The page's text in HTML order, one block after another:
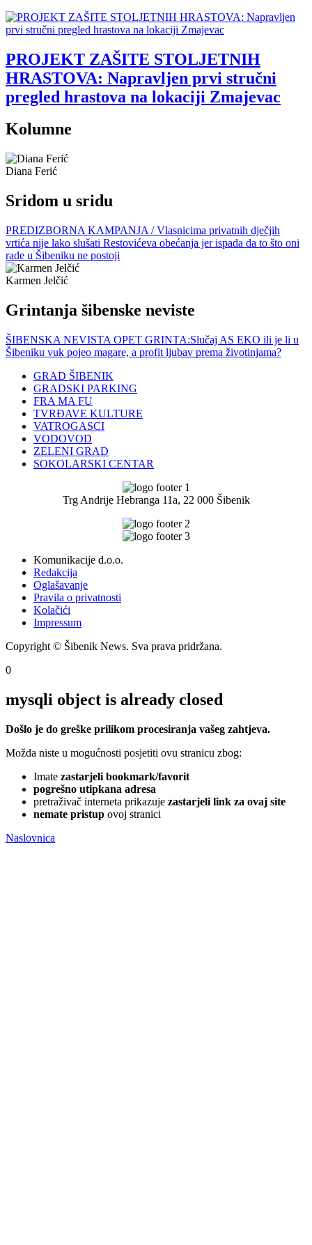
PROJEKT ZAŠITE STOLJETNIH
HRASTOVA: Napravljen prvi stručni
pregled hrastova na lokaciji Zmajevac
Kolumne
Diana Ferić
Sridom u sridu
PREDIZBORNA KAMPANJA / Vlasnicima privatnih dječjih
vrtića nije lako slušati Restovićeva obećanja jer ispada da to što oni
rade u Šibeniku ne postoji
Karmen Jelčić
Grintanja šibenske neviste
ŠIBENSKA NEVISTA OPET GRINTA:Slučaj AS EKO ili je li u
Šibeniku vuk pojeo magare, a profit ljubav prema životinjama?
GRAD ŠIBENIK
GRADSKI PARKING
FRA MA FU
TVRĐAVE KULTURE
VATROGASCI
VODOVOD
ZELENI GRAD
SOKOLARSKI CENTAR
Trg Andrije Hebranga 11a, 22 000 Šibenik
Komunikacije d.o.o.
Redakcija
Oglašavanje
Pravila o privatnosti
Kolačići
Impressum
Copyright © Šibenik News. Sva prava pridržana.
0
mysqli object is already closed
Došlo je do greške prilikom procesiranja vašeg zahtjeva.
Možda niste u mogućnosti posjetiti ovu stranicu zbog:
Imate zastarjeli bookmark/favorit
pogrešno utipkana adresa
pretraživač interneta prikazuje zastarjeli link za ovaj site
nemate pristup ovoj stranici
Naslovnica